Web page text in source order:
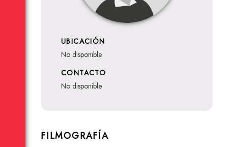
UBICACIÓN
no disponible
CONTACTO
no disponible
FILMOGRAFÍA